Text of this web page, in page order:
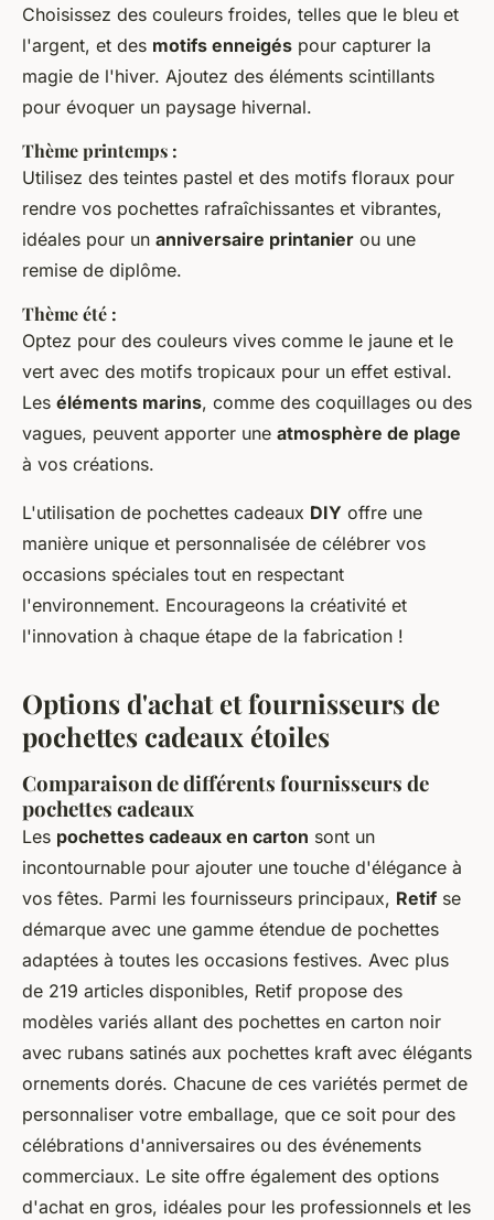
Choisissez des couleurs froides, telles que le bleu et
l'argent, et des motifs enneigés pour capturer la
magie de l'hiver. Ajoutez des éléments scintillants
pour évoquer un paysage hivernal.
Thème printemps :
Utilisez des teintes pastel et des motifs floraux pour
rendre vos pochettes rafraîchissantes et vibrantes,
idéales pour un anniversaire printanier ou une
remise de diplôme.
Thème été :
Optez pour des couleurs vives comme le jaune et le
vert avec des motifs tropicaux pour un effet estival.
Les éléments marins, comme des coquillages ou des
vagues, peuvent apporter une atmosphère de plage
à vos créations.
L'utilisation de pochettes cadeaux DIY offre une
manière unique et personnalisée de célébrer vos
occasions spéciales tout en respectant
l'environnement. Encourageons la créativité et
l'innovation à chaque étape de la fabrication !
Options d'achat et fournisseurs de
pochettes cadeaux étoiles
Comparaison de différents fournisseurs de
pochettes cadeaux
Les pochettes cadeaux en carton sont un
incontournable pour ajouter une touche d'élégance à
vos fêtes. Parmi les fournisseurs principaux, Retif se
démarque avec une gamme étendue de pochettes
adaptées à toutes les occasions festives. Avec plus
de 219 articles disponibles, Retif propose des
modèles variés allant des pochettes en carton noir
avec rubans satinés aux pochettes kraft avec élégants
ornements dorés. Chacune de ces variétés permet de
personnaliser votre emballage, que ce soit pour des
célébrations d'anniversaires ou des événements
commerciaux. Le site offre également des options
d'achat en gros, idéales pour les professionnels et les